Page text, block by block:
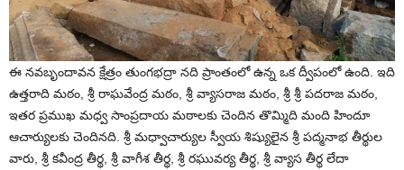
ఈ నవబృందావన క్షేత్రం తుంగభద్రా నది ప్రాంతంలో ఉన్న ఒక ద్వీపంలో ఉంది. ఇది
ఉత్తరాది మఠం, శ్రీ రాఘవేంద్ర మఠం, శ్రీ వ్యాసరాజ మఠం, శ్రీ శ్రీ పదరాజ మఠం,
ఇతర ప్రముఖ మధ్వ సాంప్రదాయ మఠాలకు చెందిన తొమ్మిది మంది హిందూ
ఆచార్యులకు చెందినది. శ్రీ మధ్వాచార్యుల స్వీయ శిష్యులైన శ్రీ పద్మనాభ తీర్థుల
వారు, శ్రీ కవీంద్ర తీర్థ, శ్రీ వాగీశ తీర్థ, శ్రీ రఘువర్య తీర్థ, శ్రీ వ్యాస తీర్థ లేదా